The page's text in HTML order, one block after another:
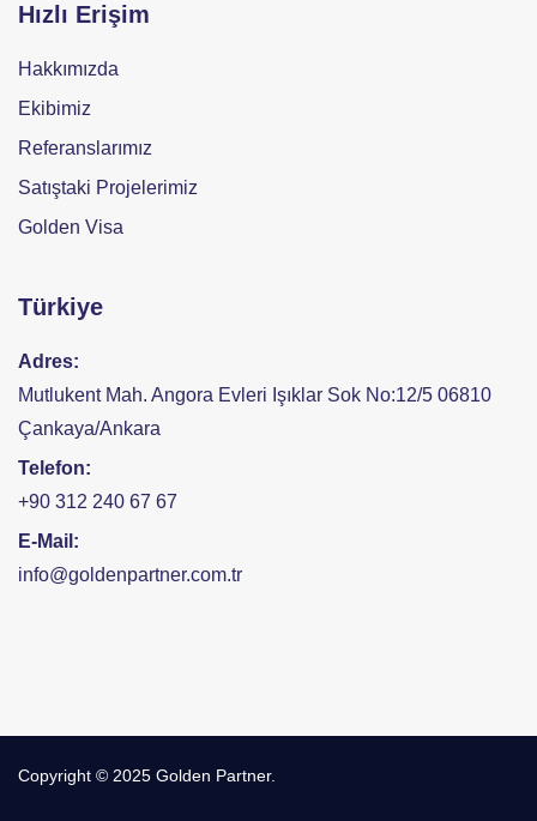
Hızlı Erişim
Hakkımızda
Ekibimiz
Referanslarımız
Satıştaki Projelerimiz
Golden Visa
Türkiye
Adres:
Mutlukent Mah. Angora Evleri Işıklar Sok No:12/5 06810
Çankaya/Ankara
Telefon:
+90 312 240 67 67
E-Mail:
info@goldenpartner.com.tr
Copyright © 2025 Golden Partner.